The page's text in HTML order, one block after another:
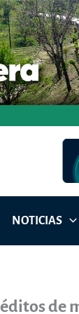
NOTICIAS
de